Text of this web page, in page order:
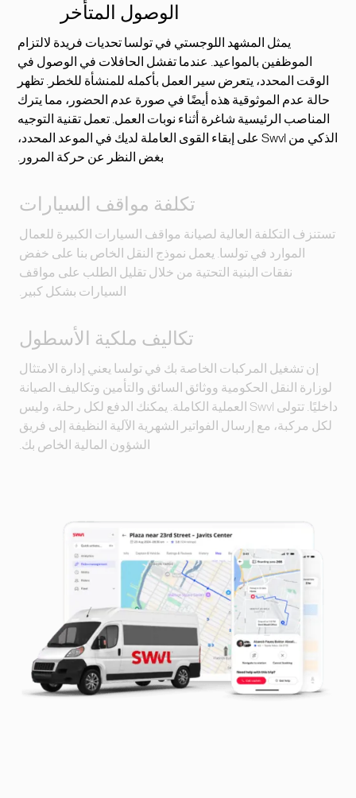
الوصول المتأخر
يمثل المشهد اللوجستي في تولسا تحديات فريدة لالتزام
الموظفين بالمواعيد. عندما تفشل الحافلات في الوصول في
الوقت المحدد، يتعرض سير العمل بأكمله للمنشأة للخطر. تظهر
حالة عدم الموثوقية هذه أيضًا في صورة عدم الحضور، مما يترك
المناصب الرئيسية شاغرة أثناء نوبات العمل. تعمل تقنية التوجيه
الذكي من Swvl على إبقاء القوى العاملة لديك في الموعد المحدد،
بغض النظر عن حركة المرور.
تكلفة مواقف السيارات
تستنزف التكلفة العالية لصيانة مواقف السيارات الكبيرة للعمال
الموارد في تولسا. يعمل نموذج النقل الخاص بنا على خفض
نفقات البنية التحتية من خلال تقليل الطلب على مواقف
السيارات بشكل كبير.
تكاليف ملكية الأسطول
إن تشغيل المركبات الخاصة بك في تولسا يعني إدارة الامتثال
لوزارة النقل الحكومية ووثائق السائق والتأمين وتكاليف الصيانة
داخليًا. تتولى Swvl العملية الكاملة. يمكنك الدفع لكل رحلة، وليس
لكل مركبة، مع إرسال الفواتير الشهرية الآلية النظيفة إلى فريق
الشؤون المالية الخاص بك.